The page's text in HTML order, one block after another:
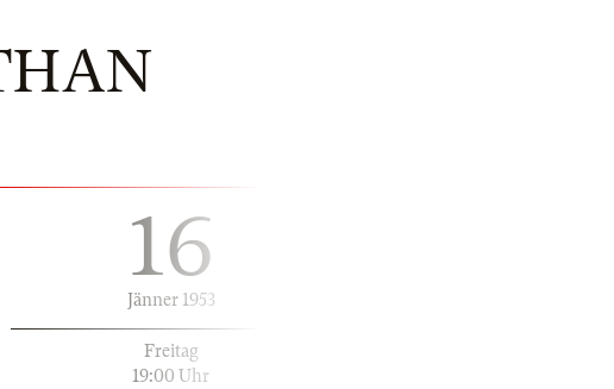
16
Jänner 1953
Freitag
19:00 Uhr